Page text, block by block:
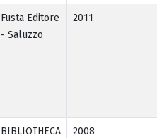
Fusta Editore
- Saluzzo
2011
BIBLIOTHECA
2008